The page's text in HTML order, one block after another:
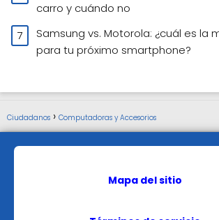
carro y cuándo no
Samsung vs. Motorola: ¿cuál es la
para tu próximo smartphone?
Ciudadanos Computadoras y Accesorios
Mapa del sitio